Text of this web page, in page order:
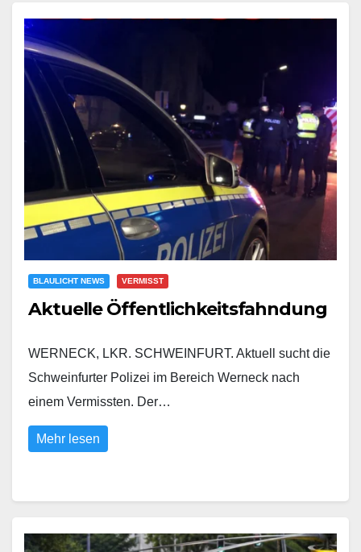
BLAULICHT NEWS VERMISST
Aktuelle Öffentlichkeitsfahndung
WERNECK, LKR. SCHWEINFURT. Aktuell sucht die
Schweinfurter Polizei im Bereich Werneck nach
einem Vermissten. Der…
Mehr lesen